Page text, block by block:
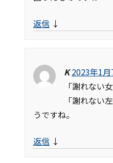
返信 ↓
K 2023年1
「謝れない
「謝れない
うですね。
返信 ↓